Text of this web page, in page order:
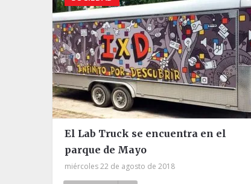
El Lab Truck se encuentra en el
parque de Mayo
miércoles 22 de agosto de 2018